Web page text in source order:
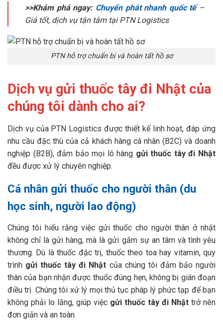
>>Khám phá ngay: Chuyển phát nhanh quốc tế –
Giá tốt, dịch vụ tận tâm tại PTN Logistics
PTN hỗ trợ chuẩn bị và hoàn tất hồ sơ
Dịch vụ gửi thuốc tây đi Nhật của
chúng tôi dành cho ai?
Dịch vụ của PTN Logistics được thiết kế linh hoạt, đáp ứng
nhu cầu đặc thù của cả khách hàng cá nhân (B2C) và doanh
nghiệp (B2B), đảm bảo mọi lô hàng gửi thuốc tây đi Nhật
đều được xử lý chuyên nghiệp.
Cá nhân gửi thuốc cho người thân (du
học sinh, người lao động)
Chúng tôi hiểu rằng việc gửi thuốc cho người thân ở nhật
không chỉ là gửi hàng, mà là gửi gắm sự an tâm và tình yêu
thương. Dù là thuốc đặc trị, thuốc theo toa hay vitamin, quy
trình gửi thuốc tây đi Nhật của chúng tôi đảm bảo người
thân của bạn nhận được thuốc đúng hẹn, không bị gián đoạn
điều trị. Chúng tôi xử lý mọi thủ tục pháp lý phức tạp để bạn
không phải lo lắng, giúp việc gửi thuốc tây đi Nhật trở nên
đơn giản và an toàn.